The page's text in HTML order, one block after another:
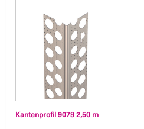
Kantenprofil 9079 2,50 m